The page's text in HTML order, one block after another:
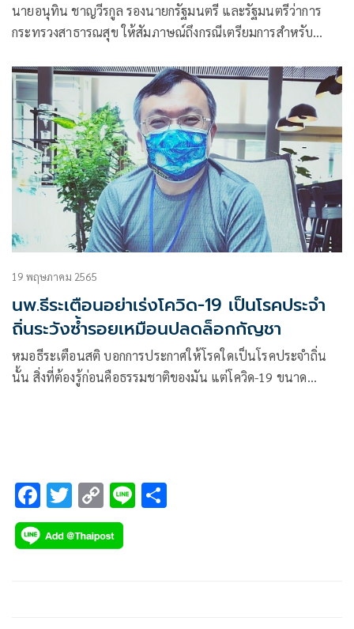
นายอนุทิน ชาญวีรกูล รองนายกรัฐมนตรี และรัฐมนตรีว่าการ
กระทรวงสาธารณสุข ให้สัมภาษณ์ถึงกรณีเตรียมการสำหรับ
เสพติดประเภท 5 มีผลวันที่ 9 มิ.ย. แต่ขณะเดียวกันร่าง
พ.ร.บ.กัญชา กัญชง ยังไม่ประกาศใช้
19 พฤษภาคม 2565
นพ.ธีระเตือนอย่าเร่งโควิด-19 เป็นโรคประจำ
ถิ่นระวังซ้ำรอยเหมือนปลดล็อกกัญชา
หมอธีระเตือนสติ บอกการประกาศให้โรคใดเป็นโรคประจำถิ่น
นั้น สิ่งที่ต้องรู้ก่อนคือธรรมชาติของมัน แต่โควิด-19 ขนาด
F
ac
e
T
wi
tt
C
o
p
Li